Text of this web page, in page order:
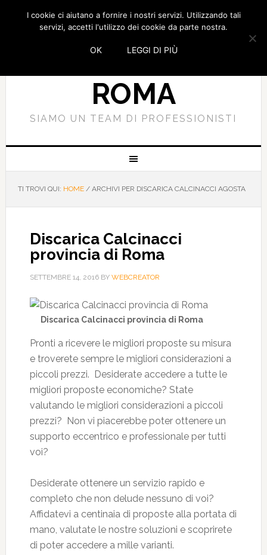
SMALTIMENTO
CALCINACCI
ROMA
SIAMO UN TEAM DI PROFESSIONISTI
TI TROVI QUI: HOME /ARCHIVI PER DISCARICA CALCINACCI AGOSTA
Discarica Calcinacci
provincia di Roma
SETTEMBRE 14, 2016BY WEBCREATOR
Discarica Calcinacci provincia di Roma
Pronti a ricevere le migliori proposte su misura
e troverete sempre le migliori considerazioni a
piccoli prezzi. Desiderate accedere a tutte le
migliori proposte economiche? State
valutando le migliori considerazioni a piccoli
prezzi? Non vi piacerebbe poter ottenere un
supporto eccentrico e professionale per tutti
voi?
Desiderate ottenere un servizio rapido e
completo che non delude nessuno di voi?
Affidatevi a centinaia di proposte alla portata di
mano, valutate le nostre soluzioni e scoprirete
di poter accedere a mille varianti.
I cookie ci aiutano a fornire i nostri servizi. Utilizzando tali
servizi, accetti l'utilizzo dei cookie da parte nostra.
OK LEGGI DI PIÙ